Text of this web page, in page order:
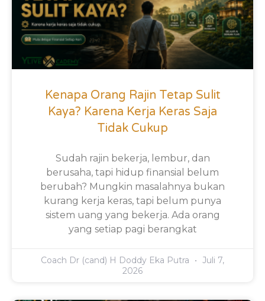
Kenapa Orang Rajin Tetap Sulit
Kaya? Karena Kerja Keras Saja
Tidak Cukup
Sudah rajin bekerja, lembur, dan
berusaha, tapi hidup finansial belum
berubah? Mungkin masalahnya bukan
kurang kerja keras, tapi belum punya
sistem uang yang bekerja. Ada orang
yang setiap pagi berangkat
Coach Dr (cand) H Doddy Eka Putra
Juli 7,
2026